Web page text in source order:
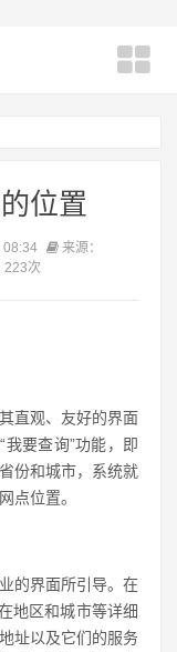
位置
08:34
来源：
223次
直观、友好的界面
我要查询”功能，即
份和城市，系统就
点位置。
的界面所引导。在
地区和城市等详细
址以及它们的服务